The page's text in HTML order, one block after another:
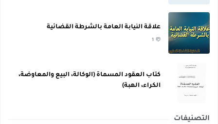
علاقة النيابة العامة بالشرطة القضائية
1
كتاب العقود المسماة (الوكالة، البيع والمعاوضة،
الكراء، الهبة)
التصنيفات